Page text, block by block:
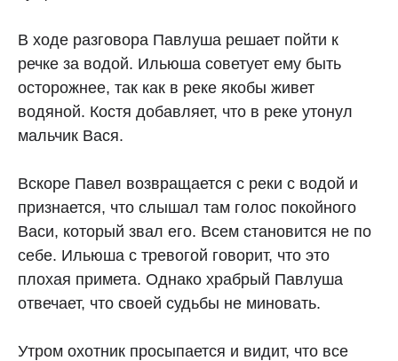
В ходе разговора Павлуша решает пойти к
речке за водой. Ильюша советует ему быть
осторожнее, так как в реке якобы живет
водяной. Костя добавляет, что в реке утонул
мальчик Вася.
Вскоре Павел возвращается с реки с водой и
признается, что слышал там голос покойного
Васи, который звал его. Всем становится не по
себе. Ильюша с тревогой говорит, что это
плохая примета. Однако храбрый Павлуша
отвечает, что своей судьбы не миновать.
Утром охотник просыпается и видит, что все